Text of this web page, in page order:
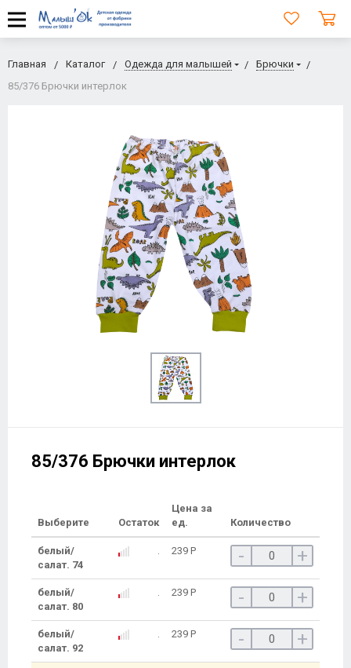
Главная Каталог Одежда для малышей
Брючки
85/376 Брючки интерлок
85/376 Брючки интерлок
Выберите Остаток
Цена за
ед.
Количество
белый/
салат. 74
239 Р - +
белый/
салат. 80
239 Р - +
белый/
салат. 92
239 Р - +